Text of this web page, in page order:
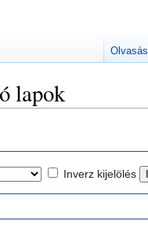
lapok
Inverz kijelölés
Olvasás